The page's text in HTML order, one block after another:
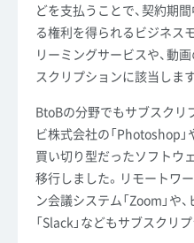
どを支払うことで、契約期
る権利を得られるビジネス
リーミングサービスや、動
スクリプションに該当します
BtoBの分野でもサブスクリ
ビ株式会社の「Photoshop」
買い切り型だったソフトウ
移行しました。リモートワ
ン会議システム「Zoom」や
「Slack」などもサブスクリ